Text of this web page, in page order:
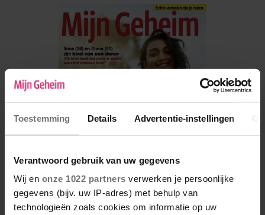
Toestemming Details Advertentie-instellingen
Verantwoord gebruik van uw gegevens
Wij en onze 1022 partners verwerken je persoonlijke
gegevens (bijv. uw IP-adres) met behulp van
technologieën zoals cookies om informatie op uw
De nieuwe Mijn Geheim ligt nu in de winkel